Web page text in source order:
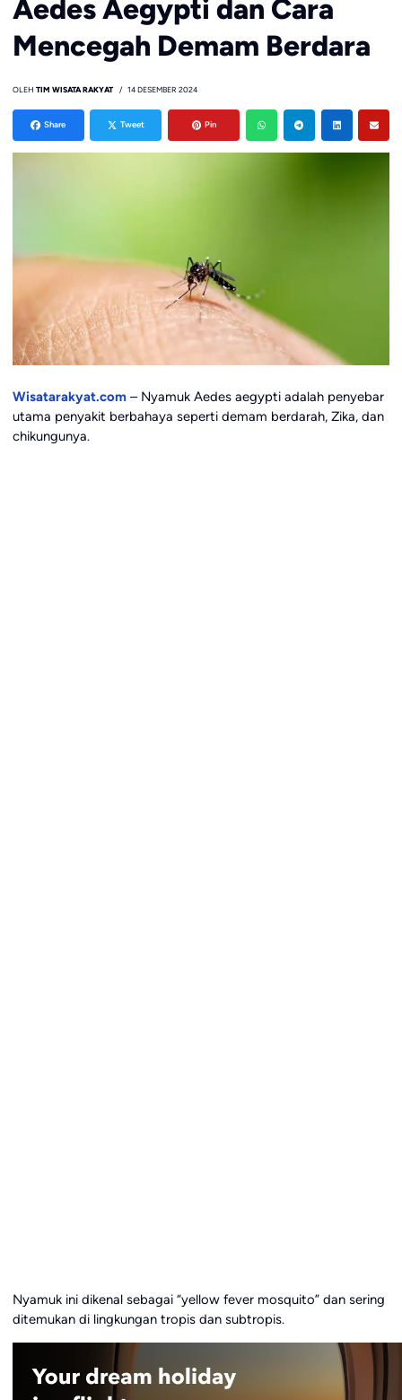
Aedes Aegypti dan Cara
Mencegah Demam Berdara
OLEH TIM WISATA RAKYAT 14 DESEMBER 2024
Share Tweet Pin
Wisatarakyat.com– Nyamuk Aedes aegypti adalah penyebar
utama penyakit berbahaya seperti demam berdarah, Zika, dan
chikungunya.
Nyamuk ini dikenal sebagai “yellow fever mosquito” dan sering
ditemukan di lingkungan tropis dan subtropis.